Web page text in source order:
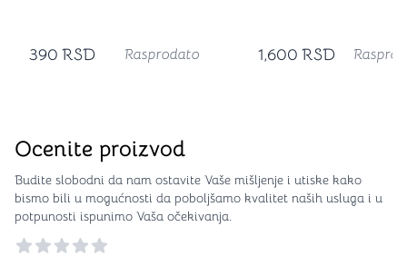
390 RSD Rasprodato 1,600 RSD
Ocenite proizvod
Budite slobodni da nam ostavite Vaše mišljenje i utiske kako
bismo bili u mogućnosti da poboljšamo kvalitet naših usluga i u
potpunosti ispunimo Vaša očekivanja.
Reviews